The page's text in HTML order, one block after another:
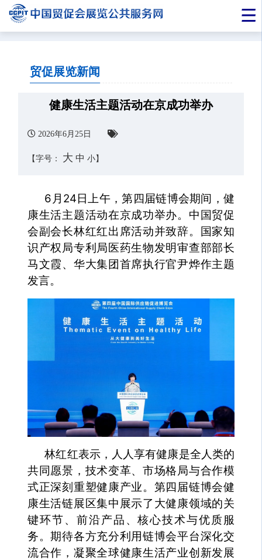
贸促展览新闻
健康生活主题活动在京成功举办
2026年6月25日
【字号： 大 中 小】
6月24日上午，第四届链博会期间，健
康生活主题活动在京成功举办。中国贸促
会副会长林红红出席活动并致辞。国家知
识产权局专利局医药生物发明审查部部长
马文霞、华大集团首席执行官尹烨作主题
发言。
林红红表示，人人享有健康是全人类的
共同愿景，技术变革、市场格局与合作模
式正深刻重塑健康产业。第四届链博会健
康生活链展区集中展示了大健康领域的关
键环节、前沿产品、核心技术与优质服
务。期待各方充分利用链博会平台深化交
流合作，凝聚全球健康生活产业创新发展